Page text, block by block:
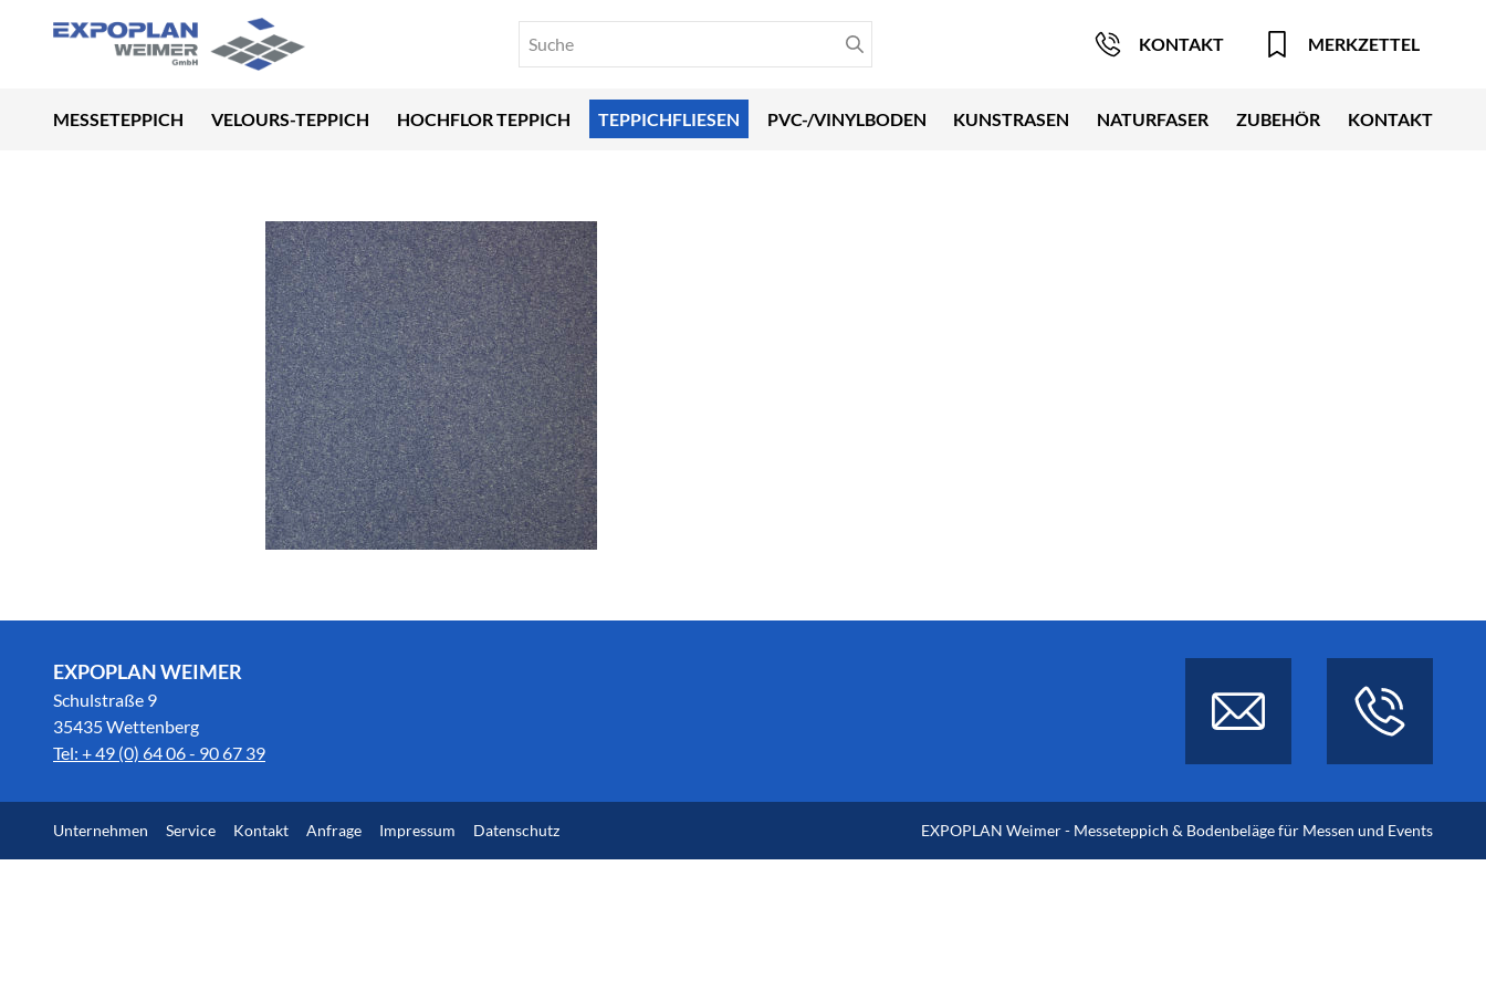
KONTAKT MERKZETTEL
MESSETEPPICH VELOURS-TEPPICH HOCHFLOR TEPPICH TEPPICHFLIESEN PVC-/VINYLBODEN KUNSTRASEN NATURFASER ZUBEHÖR KONTAKT
EXPOPLAN WEIMER
Schulstraße 9
35435 Wettenberg
Tel: + 49 (0) 64 06 - 90 67 39
Unternehmen Service Kontakt Anfrage Impressum Datenschutz EXPOPLAN Weimer - Messeteppich & Bodenbeläge für Messen und Events